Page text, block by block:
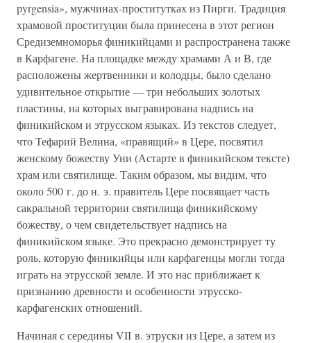
pyrgensia», мужчинах-проститутках из Пирги. Традиция
храмовой проституции была принесена в этот регион
Средиземноморья финикийцами и распространена также
в Карфагене. На площадке между храмами А и В, где
расположены жертвенники и колодцы, было сделано
удивительное открытие — три небольших золотых
пластины, на которых выгравирована надпись на
финикийском и этрусском языках. Из текстов следует,
что Тефарий Велина, «правящий» в Цере, посвятил
женскому божеству Уни (Астарте в финикийском тексте)
храм или святилище. Таким образом, мы видим, что
около 500 г. до н. э. правитель Цере посвящает часть
сакральной территории святилища финикийскому
божеству, о чем свидетельствует надпись на
финикийском языке. Это прекрасно демонстрирует ту
роль, которую финикийцы или карфагенцы могли тогда
играть на этрусской земле. И это нас приближает к
признанию древности и особенности этрусско-
карфагенских отношений.
Начиная с середины VII в. этруски из Цере, а затем из